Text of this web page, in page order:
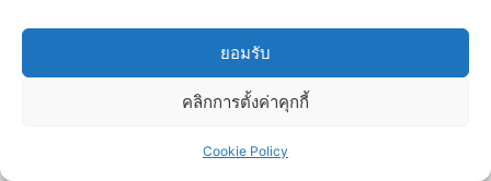
ยอมรับ
คลิกการตั้งค่าคุกกี้
Cookie Policy
คณะวิทย์ ม.มหิดล จัดกิจกรรมเสวนาพิเศษ Mahidol Science
Cafe Vol.3: Nobel Prize in Chemistry 2025 จุดประกายและ
สร้างแรงบันดาลใจให้กับเยาวชนในการเรียนวิทยาศาสตร์
กิจกรรมเสวนาพิเศษ Mahidol Science Cafe Vol. 3: Nobel Prize in
Nobel